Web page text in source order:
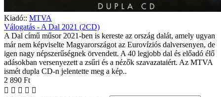
Kiadó:: MTVA
Válogatás - A Dal 2021 (2CD)
A Dal című műsor 2021-ben is kereste az ország dalát, amely ugyan
már nem képviselte Magyarországot az Eurovíziós dalversenyen, de
igen nagy népszerűségnek örvendett. A 40 legjobb dal és előadó élő
adásokban versenyezett a zsűri és a nézők szavazataiért. Az MTVA
ismét dupla CD-n jelentette meg a kép..
2 890 Ft